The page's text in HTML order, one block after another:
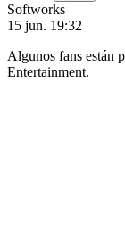
Softworks
15 jun. 19:32
Algunos fans están
Entertainment.